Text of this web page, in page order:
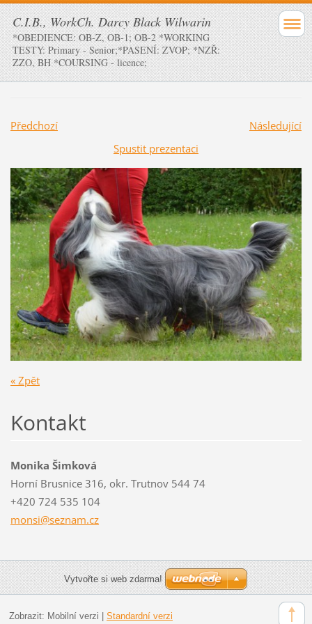
C.I.B., WorkCh. Darcy Black Wilwarin
*OBEDIENCE: OB-Z, OB-1; OB-2 *WORKING
TESTY: Primary - Senior;*PASENÍ: ZVOP; *NZŘ:
ZZO, BH *COURSING - licence;
Předchozí
Následující
Spustit prezentaci
« Zpět
Kontakt
Monika Šimková
Horní Brusnice 316, okr. Trutnov 544 74
+420 724 535 104
monsi@seznam.cz
Vytvořte si web zdarma!
Zobrazit: Mobilní verzi Standardní verzi